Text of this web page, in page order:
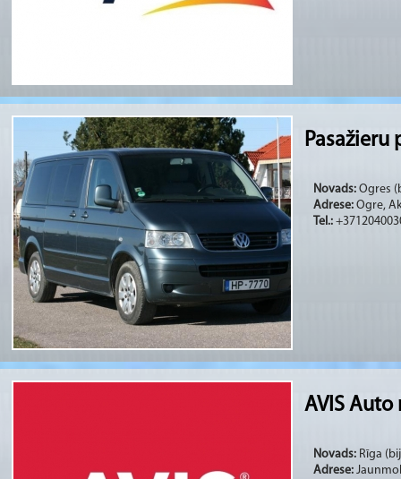
Pasažieru
Novads: Ogres
Adrese: Ogre,
Tel.:
AVIS Auto
Novads: Rīga
Adrese: